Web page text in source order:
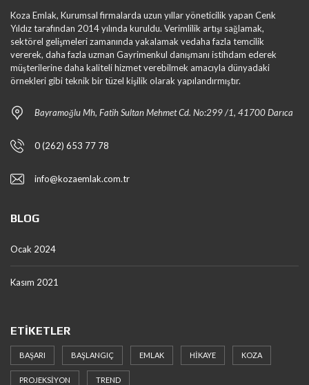
Koza Emlak, Kurumsal firmalarda uzun yıllar yöneticilik yapan Cenk
Yıldız tarafından 2014 yılında kuruldu. Verimlilik artışı sağlamak,
sektörel gelişmeleri zamanında yakalamak vedaha fazla temcilik
vererek, daha fazla uzman Gayrimenkul danışmanı istihdam ederek
müşterilerine daha kaliteli hizmet verebilmek amacıyla dünyadaki
örnekleri gibi teknik bir tüzel kişilik olarak yapılandırmıştır.
Bayramoğlu Mh, Fatih Sultan Mehmet Cd. No:299 /1, 41700 Darıca
0 (262) 653 77 78
info@kozaemlak.com.tr
BLOG
Ocak 2024
Kasım 2021
ETIKETLER
BAŞARI BAŞLANGIÇ EMLAK HIKAYE KOZA
PROJEKSIYON TREND